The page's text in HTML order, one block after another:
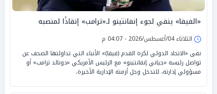
«الفيفا» ينفي لجوء إنفانتينو لـ«ترامب» إنقاذًا لمنصبه
الثلاثاء 04/أغسطس/2026 - 04:07 م
نفى «الاتحاد الدولي لكرة القدم (فيفا)» الأنباء التي تداولتها الصحف عن
تواصل رئيسه «جياني إنفانتينو» مع الرئيس الأمريكي «دونالد ترامب» أو
مسؤولي إدارته، للتدخل وحل أزمته الإدارية الأخيرة.